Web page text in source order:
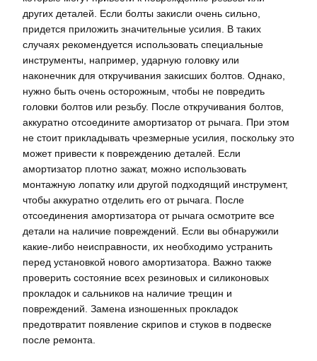
других деталей. Если болты закисли очень сильно,
придется приложить значительные усилия. В таких
случаях рекомендуется использовать специальные
инструменты, например, ударную головку или
наконечник для откручивания закисших болтов. Однако,
нужно быть очень осторожным, чтобы не повредить
головки болтов или резьбу. После откручивания болтов,
аккуратно отсоедините амортизатор от рычага. При этом
не стоит прикладывать чрезмерные усилия, поскольку это
может привести к повреждению деталей. Если
амортизатор плотно зажат, можно использовать
монтажную лопатку или другой подходящий инструмент,
чтобы аккуратно отделить его от рычага. После
отсоединения амортизатора от рычага осмотрите все
детали на наличие повреждений. Если вы обнаружили
какие-либо неисправности, их необходимо устранить
перед установкой нового амортизатора. Важно также
проверить состояние всех резиновых и силиконовых
прокладок и сальников на наличие трещин и
повреждений. Замена изношенных прокладок
предотвратит появление скрипов и стуков в подвеске
после ремонта.